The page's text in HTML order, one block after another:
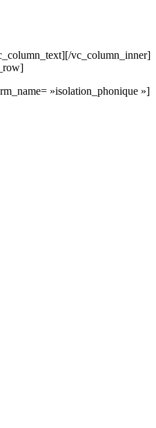
vc_column_inner]
»isolation_phonique »]